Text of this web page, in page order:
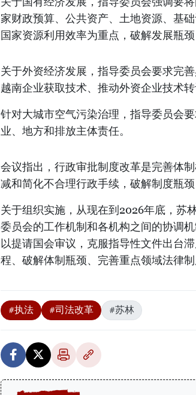
家财政预算、公共资产、土地资源、基
国家资源利用效率为重点，破解发展瓶
关于外资经济发展，指导委员会要求完
越南企业获取技术、推动外资企业技术
针对大城市空气污染治理，指导委员会
业、地方和排放主体责任。
会议指出，行政审批制度改革是完善体
减和简化不合理行政手续，破解制度瓶
关于组织实施，从现在到2026年底，苏
委员会的工作机制和各机构之间的协调
以提请国会审议，克服指导性文件出台
程、破解体制瓶颈、完善重点领域法律
#执法 #司法改革 #苏林